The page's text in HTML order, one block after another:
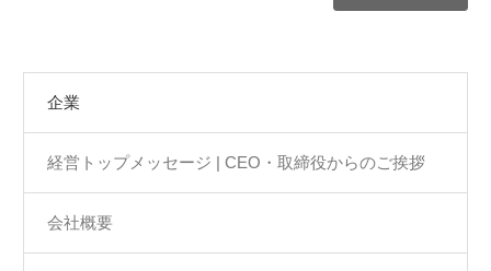
企業
経営トップメッセージ | CEO・取締役からのご挨拶
会社概要